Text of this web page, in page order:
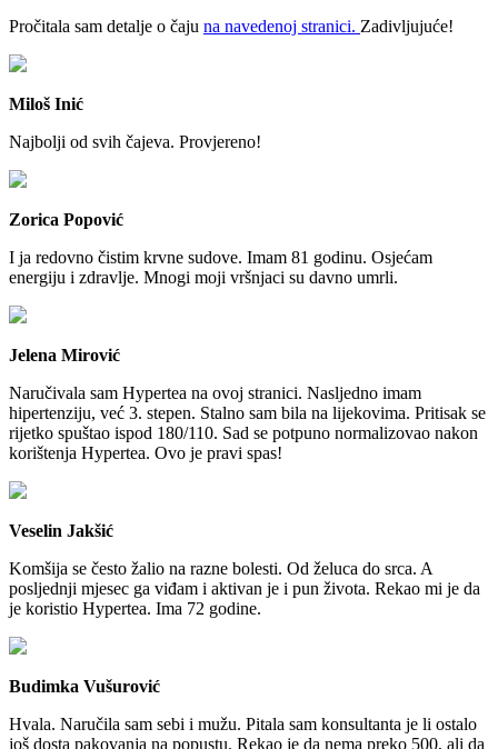
Pročitala sam detalje o čaju na navedenoj stranici. Zadivljujuće!
Miloš Inić
Najbolji od svih čajeva. Provjereno!
Zorica Popović
I ja redovno čistim krvne sudove. Imam 81 godinu. Osjećam
energiju i zdravlje. Mnogi moji vršnjaci su davno umrli.
Jelena Mirović
Naručivala sam Hypertea na ovoj stranici. Nasljedno imam
hipertenziju, već 3. stepen. Stalno sam bila na lijekovima. Pritisak se
rijetko spuštao ispod 180/110. Sad se potpuno normalizovao nakon
korištenja Hypertea. Ovo je pravi spas!
Veselin Jakšić
Komšija se često žalio na razne bolesti. Od želuca do srca. A
posljednji mjesec ga viđam i aktivan je i pun života. Rekao mi je da
je koristio Hypertea. Ima 72 godine.
Budimka Vušurović
Hvala. Naručila sam sebi i mužu. Pitala sam konsultanta je li ostalo
još dosta pakovanja na popustu. Rekao je da nema preko 500, ali da